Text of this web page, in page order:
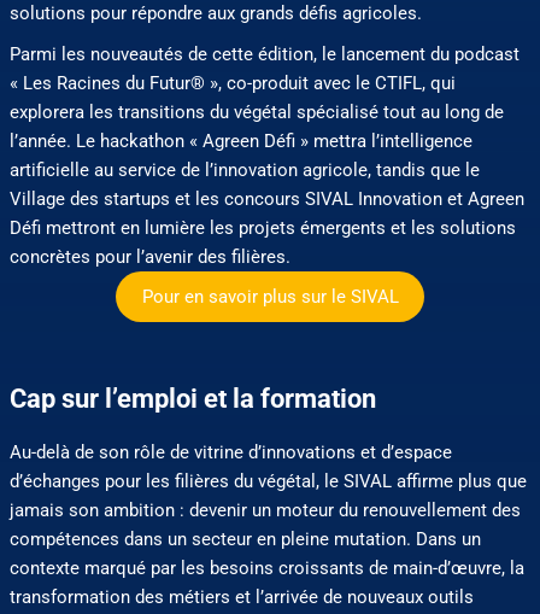
solutions pour répondre aux grands défis agricoles.
Parmi les nouveautés de cette édition, le lancement du podcast
« Les Racines du Futur® », co-produit avec le CTIFL, qui
explorera les transitions du végétal spécialisé tout au long de
l’année. Le hackathon « Agreen Défi » mettra l’intelligence
artificielle au service de l’innovation agricole, tandis que le
Village des startups et les concours SIVAL Innovation et Agreen
Défi mettront en lumière les projets émergents et les solutions
concrètes pour l’avenir des filières.
Pour en savoir plus sur le SIVAL
Cap sur l’emploi et la formation
Au-delà de son rôle de vitrine d’innovations et d’espace
d’échanges pour les filières du végétal, le SIVAL affirme plus que
jamais son ambition : devenir un moteur du renouvellement des
compétences dans un secteur en pleine mutation. Dans un
contexte marqué par les besoins croissants de main-d’œuvre, la
transformation des métiers et l’arrivée de nouveaux outils